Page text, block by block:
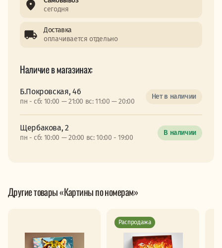
сегодня
Доставка
оплачивается отдельно
Наличие в магазинах:
Б.Покровская, 46
пн - сб: 10:00 — 21:00 вс: 11:00 — 20:00
Нет в наличии
Щербакова, 2
пн - сб: 10:00 — 20:00 вс: 10:00 - 19:00
В наличии
Другие товары «Картины по номерам»
Распродажа